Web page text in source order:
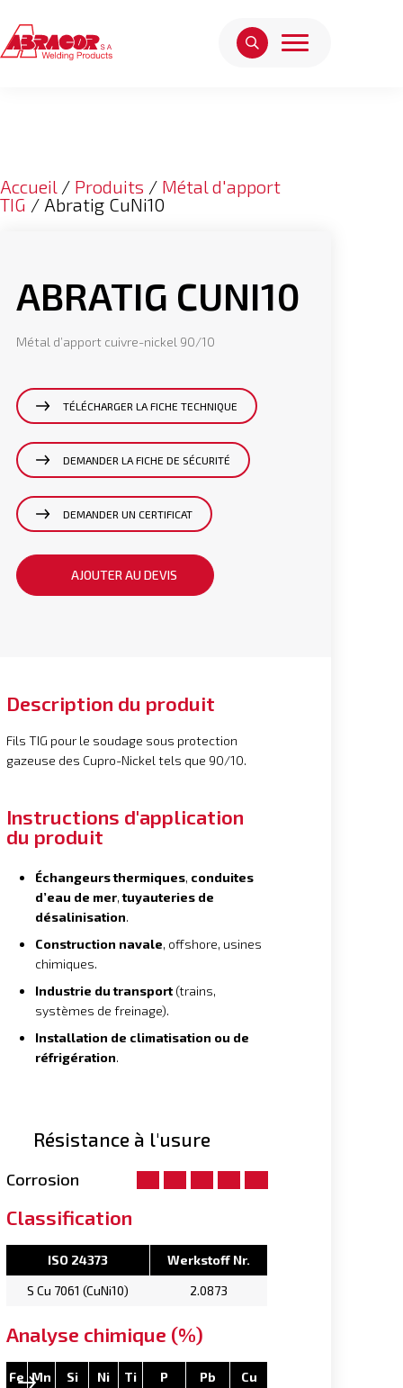
Accueil / Produits / Métal d'apport
TIG / Abratig CuNi10
ABRATIG CUNI10
Métal d’apport cuivre-nickel 90/10
TÉLÉCHARGER LA FICHE TECHNIQUE
DEMANDER LA FICHE DE SÉCURITÉ
DEMANDER UN CERTIFICAT
AJOUTER AU DEVIS
Description du produit
Fils TIG pour le soudage sous protection
gazeuse des Cupro-Nickel tels que 90/10.
Instructions d'application
du produit
Échangeurs thermiques, conduites
d’eau de mer,tuyauteries de
désalinisation.
Construction navale, offshore, usines
chimiques.
Industrie du transport (trains,
systèmes de freinage).
Installation de climatisation ou de
réfrigération.
Résistance à l'usure
Corrosion
Classification
ISO 24373
Werkstoff Nr.
S Cu 7061 (CuNi10)
2.0873
Analyse chimique (%)
Fe Mn Si Ni Ti P Pb
Cu